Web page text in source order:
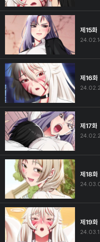
제15화
제16화
제17화
제18화
제19화